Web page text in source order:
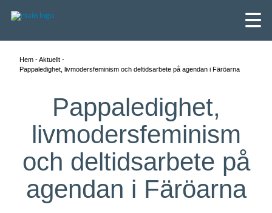
Hem
Aktuellt
Pappaledighet, livmodersfeminism och deltidsarbete på agendan i Färöarna
Pappaledighet,
livmodersfeminism
och deltidsarbete på
agendan i Färöarna